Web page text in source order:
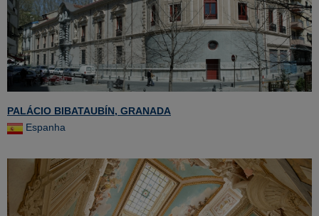
PALÁCIO BIBATAUBÍN, GRANADA
Espanha